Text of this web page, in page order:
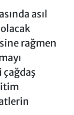
asıl
rağmen
çağdaş